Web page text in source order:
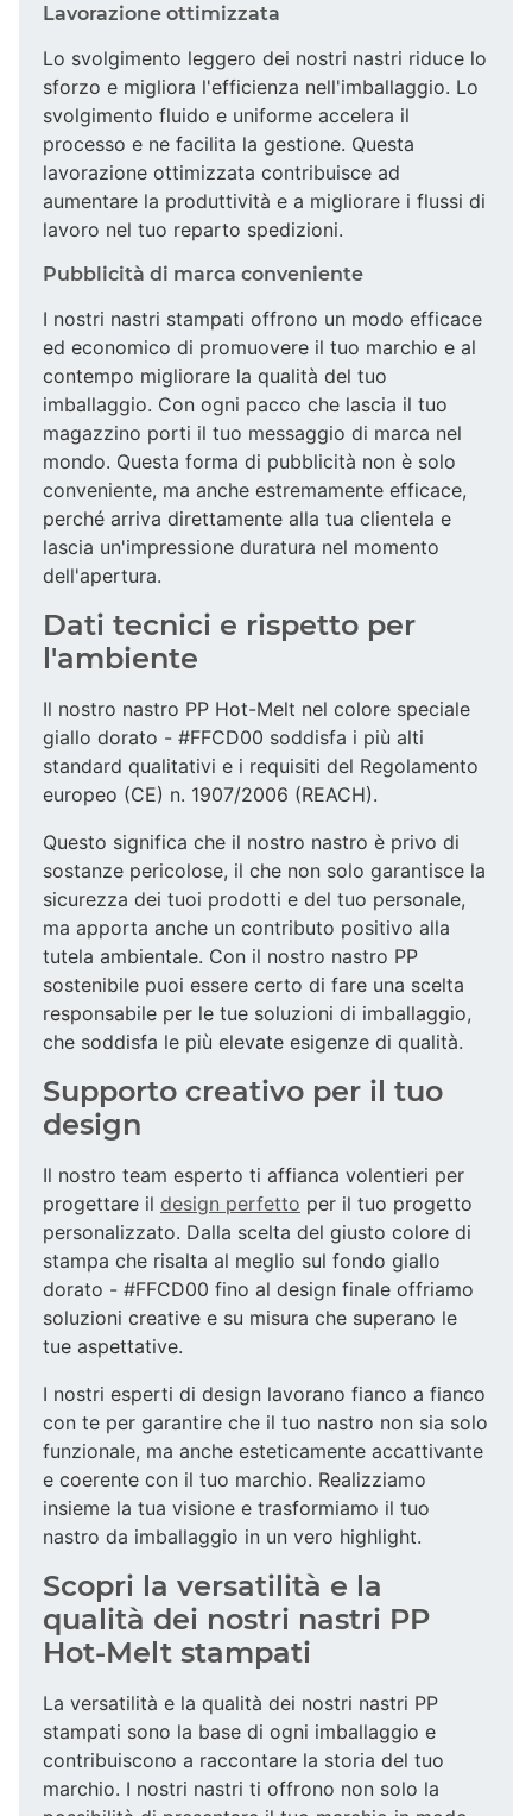
Lavorazione ottimizzata
Lo svolgimento leggero dei nostri nastri riduce lo
sforzo e migliora l'efficienza nell'imballaggio. Lo
svolgimento fluido e uniforme accelera il
processo e ne facilita la gestione. Questa
lavorazione ottimizzata contribuisce ad
aumentare la produttività e a migliorare i flussi di
lavoro nel tuo reparto spedizioni.
Pubblicità di marca conveniente
I nostri nastri stampati offrono un modo efficace
ed economico di promuovere il tuo marchio e al
contempo migliorare la qualità del tuo
imballaggio. Con ogni pacco che lascia il tuo
magazzino porti il tuo messaggio di marca nel
mondo. Questa forma di pubblicità non è solo
conveniente, ma anche estremamente efficace,
perché arriva direttamente alla tua clientela e
lascia un'impressione duratura nel momento
dell'apertura.
Dati tecnici e rispetto per
l'ambiente
Il nostro nastro PP Hot-Melt nel colore speciale
giallo dorato - #FFCD00 soddisfa i più alti
standard qualitativi e i requisiti del Regolamento
europeo (CE) n. 1907/2006 (REACH).
Questo significa che il nostro nastro è privo di
sostanze pericolose, il che non solo garantisce la
sicurezza dei tuoi prodotti e del tuo personale,
ma apporta anche un contributo positivo alla
tutela ambientale. Con il nostro nastro PP
sostenibile puoi essere certo di fare una scelta
responsabile per le tue soluzioni di imballaggio,
che soddisfa le più elevate esigenze di qualità.
Supporto creativo per il tuo
design
Il nostro team esperto ti affianca volentieri per
progettare il design perfetto per il tuo progetto
personalizzato. Dalla scelta del giusto colore di
stampa che risalta al meglio sul fondo giallo
dorato - #FFCD00 fino al design finale offriamo
soluzioni creative e su misura che superano le
tue aspettative.
I nostri esperti di design lavorano fianco a fianco
con te per garantire che il tuo nastro non sia solo
funzionale, ma anche esteticamente accattivante
e coerente con il tuo marchio. Realizziamo
insieme la tua visione e trasformiamo il tuo
nastro da imballaggio in un vero highlight.
Scopri la versatilità e la
qualità dei nostri nastri PP
Hot-Melt stampati
La versatilità e la qualità dei nostri nastri PP
stampati sono la base di ogni imballaggio e
contribuiscono a raccontare la storia del tuo
marchio. I nostri nastri ti offrono non solo la